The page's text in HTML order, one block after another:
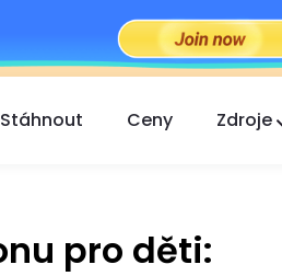
Stáhnout Ceny Zdroje
pro děti: